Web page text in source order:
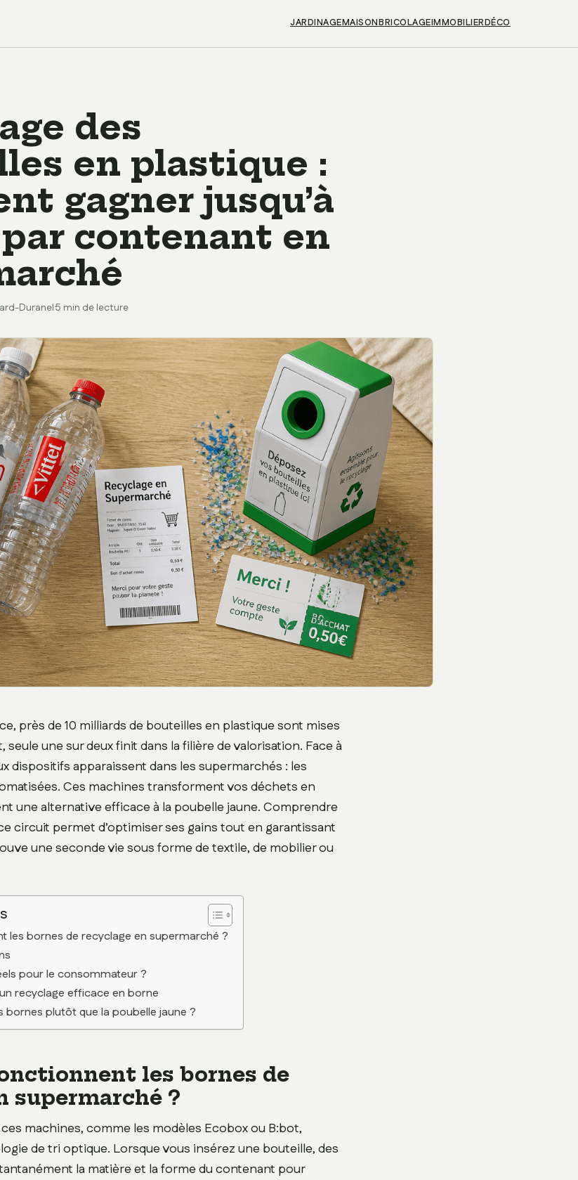
JARDINAGEMAISONBRICOLAGEIMMOBILIERDÉCO
des
en plastique :
gagner jusqu’à
contenant en
Duranel·5 min de lecture
près de 10 milliards de bouteilles en plastique sont mises
seule une sur deux finit dans la filière de valorisation. Face à
dispositifs apparaissent dans les supermarchés : les
Ces machines transforment vos déchets en
une alternative efficace à la poubelle jaune. Comprendre
circuit permet d’optimiser ses gains tout en garantissant
une seconde vie sous forme de textile, de mobilier ou
les bornes de recyclage en supermarché ?
pour le consommateur ?
recyclage efficace en borne
bornes plutôt que la poubelle jaune ?
les bornes de
supermarché ?
machines, comme les modèles Ecobox ou B:bot,
de tri optique. Lorsque vous insérez une bouteille, des
la matière et la forme du contenant pour